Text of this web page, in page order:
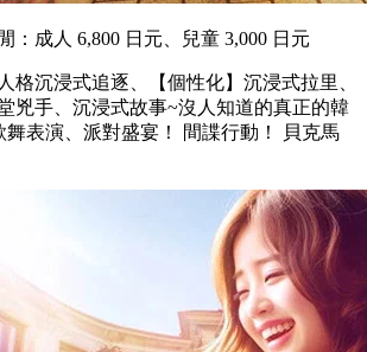
：成人 6,800 日元、兒童 3,000 日元
沉浸式追逐、【個性化】沉浸式拉里、
兇手、沉浸式故事~沒人知道的真正的韓
舞表演、派對盛宴！ 間諜行動！ 貝克馬